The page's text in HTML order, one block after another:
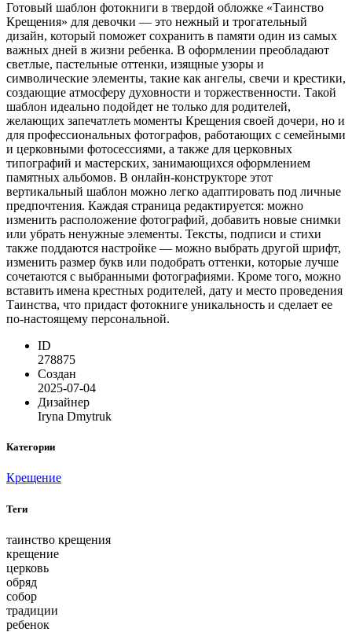
Готовый шаблон фотокниги в твердой обложке «Таинство
Крещения» для девочки — это нежный и трогательный
дизайн, который поможет сохранить в памяти один из самых
важных дней в жизни ребенка. В оформлении преобладают
светлые, пастельные оттенки, изящные узоры и
символические элементы, такие как ангелы, свечи и крестики,
создающие атмосферу духовности и торжественности. Такой
шаблон идеально подойдет не только для родителей,
желающих запечатлеть моменты Крещения своей дочери, но и
для профессиональных фотографов, работающих с семейными
и церковными фотосессиями, а также для церковных
типографий и мастерских, занимающихся оформлением
памятных альбомов. В онлайн-конструкторе этот
вертикальный шаблон можно легко адаптировать под личные
предпочтения. Каждая страница редактируется: можно
изменить расположение фотографий, добавить новые снимки
или убрать ненужные элементы. Тексты, подписи и стихи
также поддаются настройке — можно выбрать другой шрифт,
изменить размер букв или подобрать оттенки, которые лучше
сочетаются с выбранными фотографиями. Кроме того, можно
вставить имена крестных родителей, дату и место проведения
Таинства, что придаст фотокниге уникальность и сделает ее
по-настоящему персональной.
ID
278875
Создан
2025-07-04
Дизайнер
Iryna Dmytruk
Категории
Крещение
Теги
таинство крещения
крещение
церковь
обряд
собор
традиции
ребенок